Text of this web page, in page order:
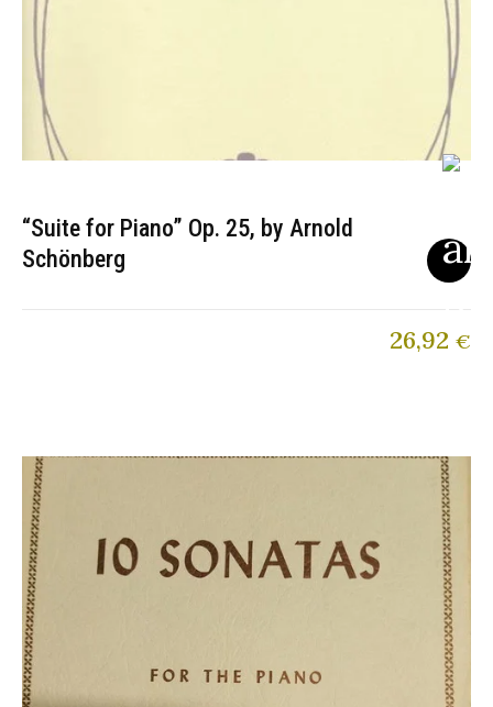
“Suite for Piano” Op. 25, by Arnold
Schönberg
26,92 €